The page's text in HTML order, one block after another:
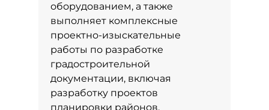
оборудованием, а также
выполняет комплексные
проектно-изыскательные
работы по разработке
градостроительной
документации, включая
разработку проектов
планировки районов,